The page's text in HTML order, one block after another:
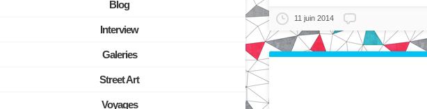
Blog
Interview
Galeries
Street Art
Voyages
11 juin 2014